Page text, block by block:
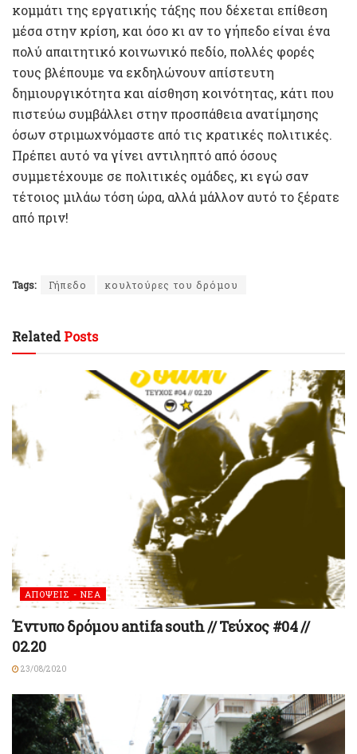
κομμάτι της εργατικής τάξης που δέχεται επίθεση
μέσα στην κρίση, και όσο κι αν το γήπεδο είναι ένα
πολύ απαιτητικό κοινωνικό πεδίο, πολλές φορές
τους βλέπουμε να εκδηλώνουν απίστευτη
δημιουργικότητα και αίσθηση κοινότητας, κάτι που
πιστεύω συμβάλλει στην προσπάθεια ανατίμησης
όσων στριμωχνόμαστε από τις κρατικές πολιτικές.
Πρέπει αυτό να γίνει αντιληπτό από όσους
συμμετέχουμε σε πολιτικές ομάδες, κι εγώ σαν
τέτοιος μιλάω τόση ώρα, αλλά μάλλον αυτό το ξέρατε
από πριν!
Tags: Γήπεδο κουλτούρες του δρόμου
RelatedPosts
ΑΠΟΨΕΙΣ - ΝΕΑ
Έντυπο δρόμου antifa south // Τεύχος #04 //
02.20
23/08/2020